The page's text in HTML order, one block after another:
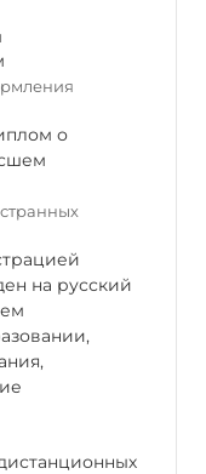
о
на русский